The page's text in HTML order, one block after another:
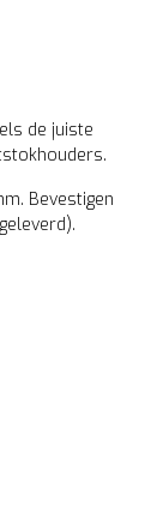
de juiste
Bevestigen